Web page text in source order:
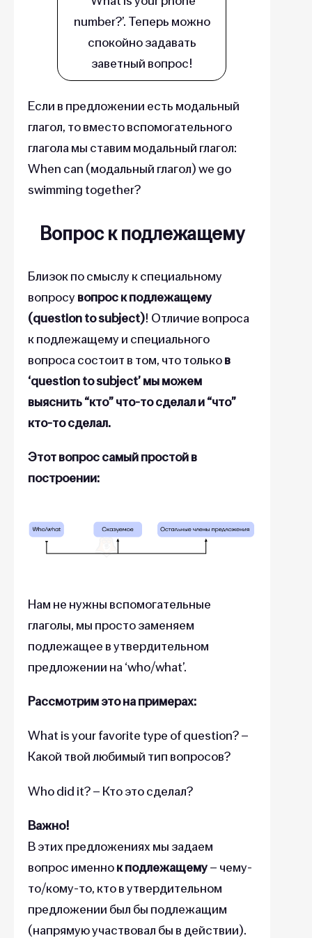
number?’. Теперь можно
спокойно задавать
заветный вопрос!
Если в предложении есть модальный
глагол, то вместо вспомогательного
глагола мы ставим модальный глагол:
When can (модальный глагол) we go
swimming together?
Вопрос к подлежащему
Близок по смыслу к специальному
вопросу вопрос к подлежащему
(question to subject)! Отличие вопроса
к подлежащему и специального
вопроса состоит в том, что тольков
‘question to subject’ мы можем
выяснить “кто” что-то сделал и “что”
кто-то сделал.
Этот вопрос самый простой в
построении:
Нам не нужны вспомогательные
глаголы, мы просто заменяем
подлежащее в утвердительном
предложении на ‘who/what’.
Рассмотрим это на примерах:
What is your favorite type of question? –
Какой твой любимый тип вопросов?
Who did it? – Кто это сделал?
Важно!
В этих предложениях мы задаем
вопрос именнок подлежащему– чему-
то/кому-то, кто в утвердительном
предложении был бы подлежащим
(напрямую участвовал бы в действии).